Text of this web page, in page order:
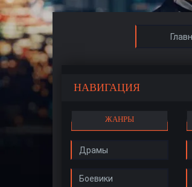
НАВИГАЦИЯ
ЖАНРЫ
Драмы
Боевики